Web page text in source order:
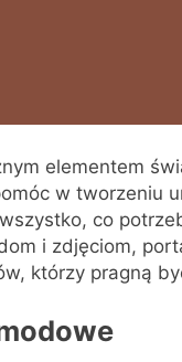
elementem
w tworzeniu
co
i zdjęciom,
którzy pragną